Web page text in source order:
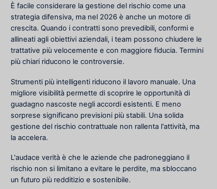
È facile considerare la gestione del rischio come una
strategia difensiva, ma nel 2026 è anche un motore di
crescita. Quando i contratti sono prevedibili, conformi e
allineati agli obiettivi aziendali, i team possono chiudere le
trattative più velocemente e con maggiore fiducia. Termini
più chiari riducono le controversie.
Strumenti più intelligenti riducono il lavoro manuale. Una
migliore visibilità permette di scoprire le opportunità di
guadagno nascoste negli accordi esistenti. E meno
sorprese significano previsioni più stabili. Una solida
gestione del rischio contrattuale non rallenta l'attività, ma
la accelera.
L'audace verità è che le aziende che padroneggiano il
rischio non si limitano a evitare le perdite, ma sbloccano
un futuro più redditizio e sostenibile.